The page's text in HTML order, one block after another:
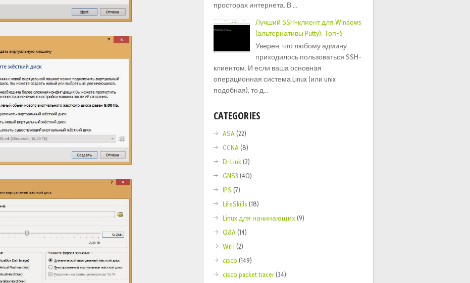
просторах интернета. В ...
Лучший SSH-клиент для Windows
(альтернативы Putty). Топ-5
Уверен, что любому админу
приходилось пользоваться SSH-
клиентом. И если ваша основная
операционная система Linux (или unix
подобная), то д...
CATEGORIES
ASA(22)
CCNA(8)
D-Link(2)
GNS3 (40)
IPS (7)
LifeSkills (18)
Linux для начинающих(9)
Q&A(14)
WiFi (2)
cisco (149)
cisco packet tracer(34)